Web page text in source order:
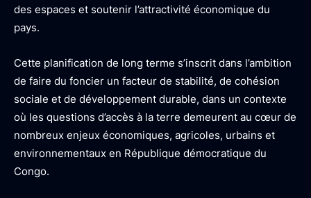
des espaces et soutenir l’attractivité économique du
pays.
Cette planification de long terme s’inscrit dans l’ambition
de faire du foncier un facteur de stabilité, de cohésion
sociale et de développement durable, dans un contexte
où les questions d’accès à la terre demeurent au cœur de
nombreux enjeux économiques, agricoles, urbains et
environnementaux en République démocratique du
Congo.